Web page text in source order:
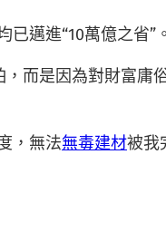
邁進“10萬億之省”。
而是因為對財富庸
，無法無毒建材被我